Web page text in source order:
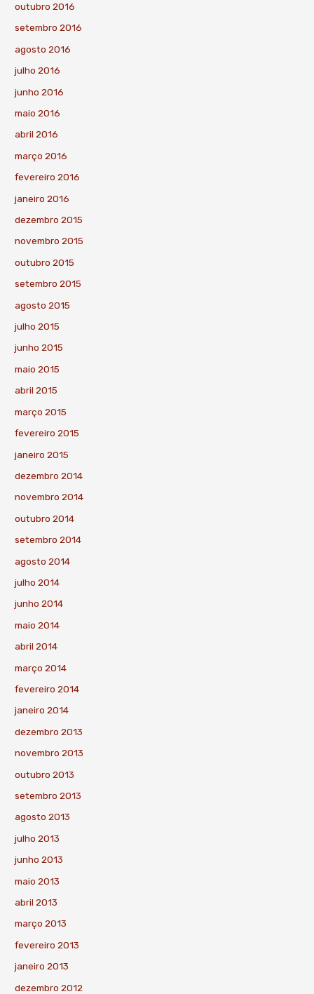
outubro 2016
setembro 2016
agosto 2016
julho 2016
junho 2016
maio 2016
abril 2016
março 2016
fevereiro 2016
janeiro 2016
dezembro 2015
novembro 2015
outubro 2015
setembro 2015
agosto 2015
julho 2015
junho 2015
maio 2015
abril 2015
março 2015
fevereiro 2015
janeiro 2015
dezembro 2014
novembro 2014
outubro 2014
setembro 2014
agosto 2014
julho 2014
junho 2014
maio 2014
abril 2014
março 2014
fevereiro 2014
janeiro 2014
dezembro 2013
novembro 2013
outubro 2013
setembro 2013
agosto 2013
julho 2013
junho 2013
maio 2013
abril 2013
março 2013
fevereiro 2013
janeiro 2013
dezembro 2012